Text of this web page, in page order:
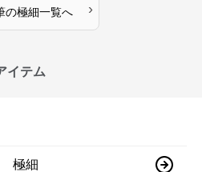
の極細一覧へ ›
イテム
極細